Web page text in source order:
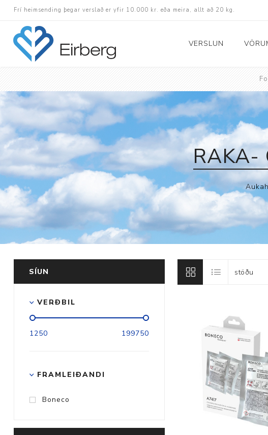
Frí heimsending þegar verslað er yfir 10.000 kr. eða meira, allt að 20 kg.
VERSLUN
Götuskór
Hlaupaskór
Utanvega- og gönguskór
Barnaskór
Inniskór
Eldri skór á afslætti
Ljós og öryggi
gönguhjálpartæki
RAKA-
SÍUN
VERÐBIL
1250 199750
FRAMLEIÐANDI
Boneco